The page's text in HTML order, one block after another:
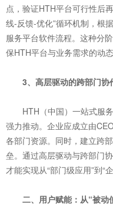
点，验证HTH平台可行性后
线-反馈-优化”循环机制，根
服务平台软件流程。这种分
保HTH平台与业务需求的动态
3、高层驱动的跨部门协
HTH（中国）一站式服务
强力推动。企业应成立由
各部门资源。同时，建立跨
垒。通过高层驱动与跨部门
才能实现从“部门级应用”到“
二、用户赋能：从“被动